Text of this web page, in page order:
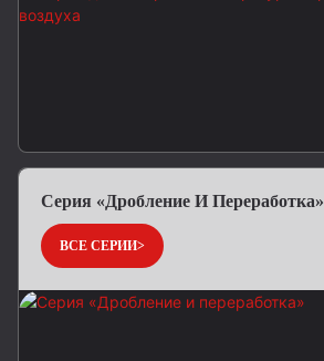
Серия «Дробление И Переработка»
ВСЕ СЕРИИ>